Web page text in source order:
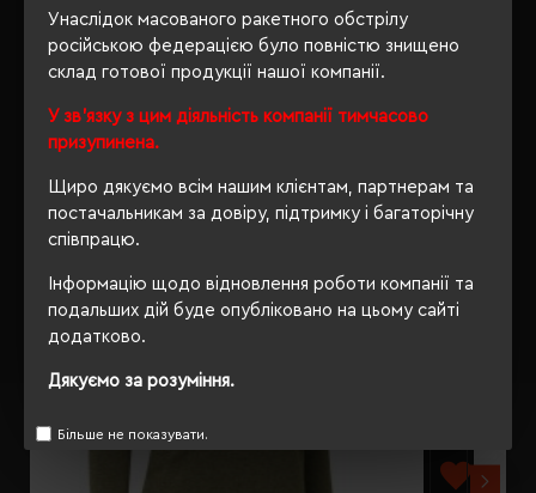
Унаслідок масованого ракетного обстрілу
російською федерацією було повністю знищено
склад готової продукції нашої компанії.
У зв'язку з цим діяльність компанії тимчасово
призупинена.
Щиро дякуємо всім нашим клієнтам, партнерам та
постачальникам за довіру, підтримку і багаторічну
співпрацю.
Інформацію щодо відновлення роботи компанії та
подальших дій буде опубліковано на цьому сайті
додатково.
Дякуємо за розуміння.
Більше не показувати.
РЕКОМЕНДУЄМО